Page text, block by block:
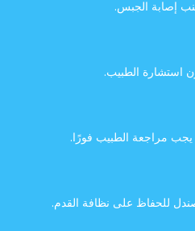
إصابة الجبس.
استشارة الطبيب.
مراجعة الطبيب فورًا.
للحفاظ على نظافة القدم.